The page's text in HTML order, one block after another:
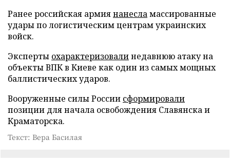
Ранее российская армиянанесламассированные
удары по логистическим центрам украинских
войск.
Эксперты охарактеризовалинедавнюю атаку на
объекты ВПК в Киеве как один из самых мощных
баллистических ударов.
Вооруженные силы России сформировали
позиции для начала освобождения Славянска и
Краматорска.
Текст: Вера Басилая